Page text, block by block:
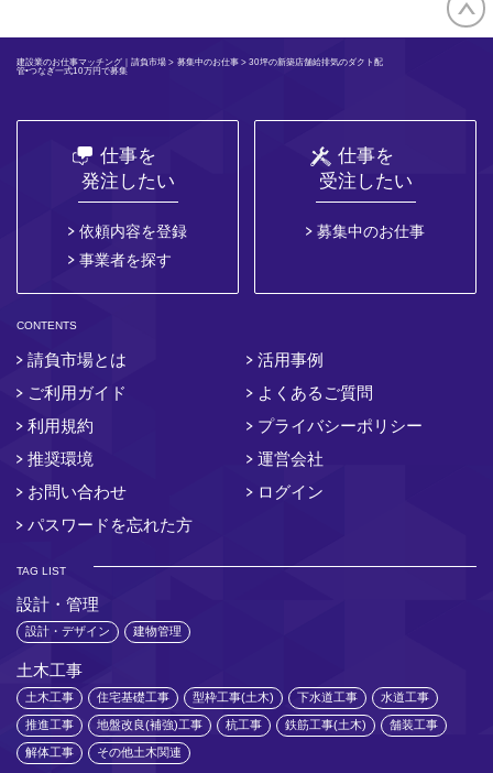
建設業のお仕事マッチング｜請負市場 > 募集中のお仕事> 30坪の新築店舗給排気のダクト配
管•つなぎ一式10万円で募集
仕事を
発注したい
依頼内容を登録
事業者を探す
仕事を
受注したい
募集中のお仕事
CONTENTS
請負市場とは
活用事例
ご利用ガイド
よくあるご質問
利用規約
プライバシーポリシー
推奨環境
運営会社
お問い合わせ
ログイン
パスワードを忘れた方
TAG LIST
設計・管理
設計・デザイン 建物管理
土木工事
土木工事 住宅基礎工事 型枠工事(土木) 下水道工事 水道工事
推進工事 地盤改良(補強)工事 杭工事 鉄筋工事(土木) 舗装工事
解体工事 その他土木関連